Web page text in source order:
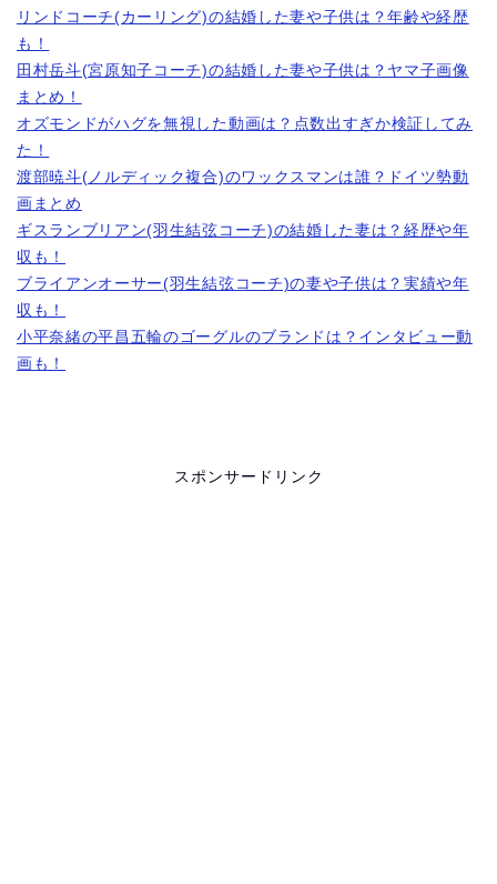
リンドコーチ(カーリング)の結婚した妻や子供は？年齢や経歴
も！
田村岳斗(宮原知子コーチ)の結婚した妻や子供は？ヤマ子画像
まとめ！
オズモンドがハグを無視した動画は？点数出すぎか検証してみ
た！
渡部暁斗(ノルディック複合)のワックスマンは誰？ドイツ勢動
画まとめ
ギスランブリアン(羽生結弦コーチ)の結婚した妻は？経歴や年
収も！
ブライアンオーサー(羽生結弦コーチ)の妻や子供は？実績や年
収も！
小平奈緒の平昌五輪のゴーグルのブランドは？インタビュー動
画も！
スポンサードリンク